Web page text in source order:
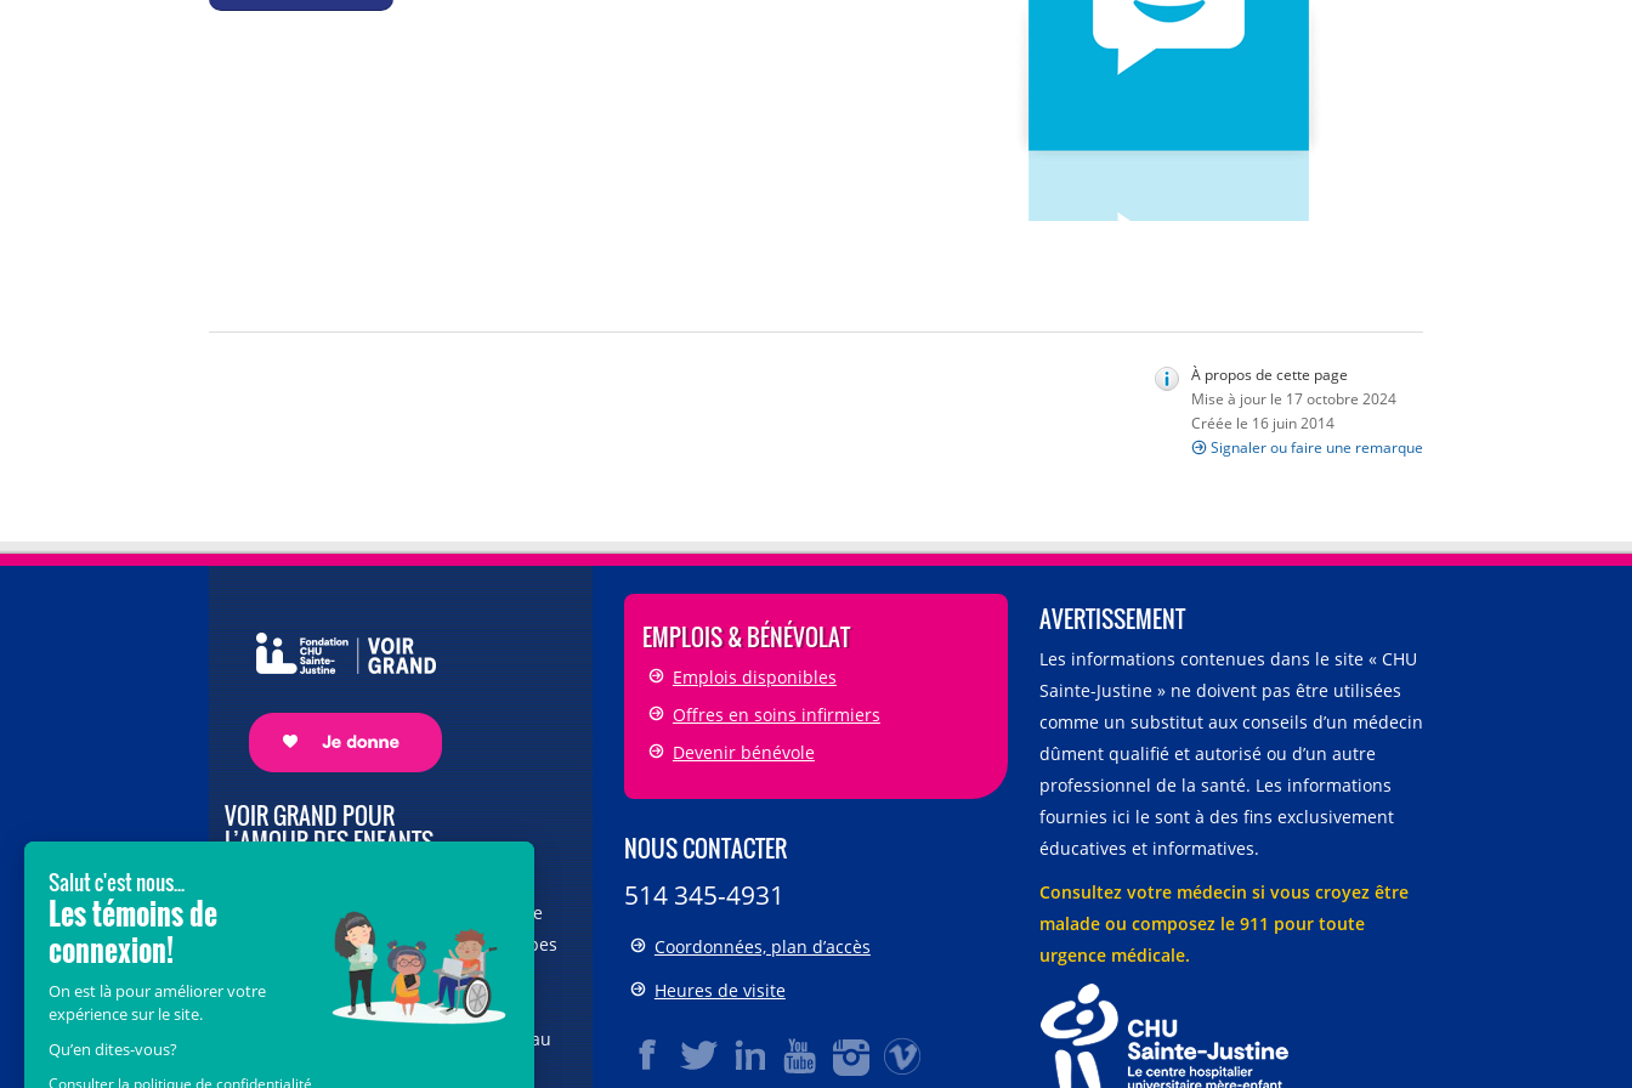
À propos de cette page
Mise à jour le 17 octobre 2024
Créée le 16 juin 2014
Signaler ou faire une remarque
VOIR GRAND POUR
L’AMOUR DES ENFANTS
vous au cœur de la campagne majeure
Voir Grand, nous conduisons les équipes
soignantes vers les opportunités de la
science et des nouvelles technologies
pour que chaque enfant, où qu’il soit au
EMPLOIS & BÉNÉVOLAT
Emplois disponibles
Offres en soins infirmiers
Devenir bénévole
NOUS CONTACTER
514 345-4931
Coordonnées, plan d’accès
Heures de visite
AVERTISSEMENT
Les informations contenues dans le site « CHU
Sainte-Justine » ne doivent pas être utilisées
comme un substitut aux conseils d’un médecin
dûment qualifié et autorisé ou d’un autre
professionnel de la santé. Les informations
fournies ici le sont à des fins exclusivement
éducatives et informatives.
Consultez votre médecin si vous croyez être
malade ou composez le 911 pour toute
urgence médicale.